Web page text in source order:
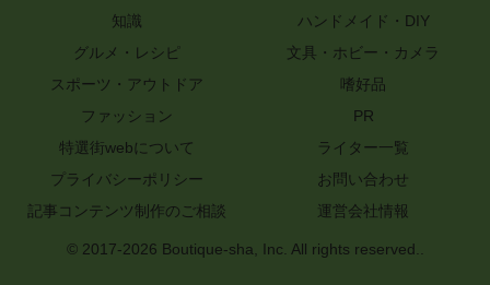
知識
ハンドメイド・DIY
グルメ・レシピ
文具・ホビー・カメラ
スポーツ・アウトドア
嗜好品
ファッション
PR
特選街webについて
ライター一覧
プライバシーポリシー
お問い合わせ
記事コンテンツ制作のご相談
運営会社情報
© 2017-2026 Boutique-sha, Inc. All rights reserved..